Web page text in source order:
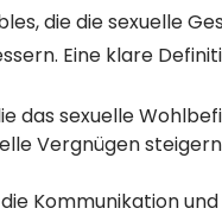
die die sexuelle
Eine klare
das sexuelle
Vergnügen
Kommunikation